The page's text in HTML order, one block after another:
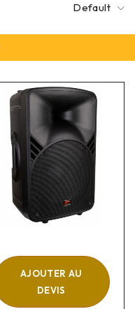
Default
AJOUTER AU
DEVIS